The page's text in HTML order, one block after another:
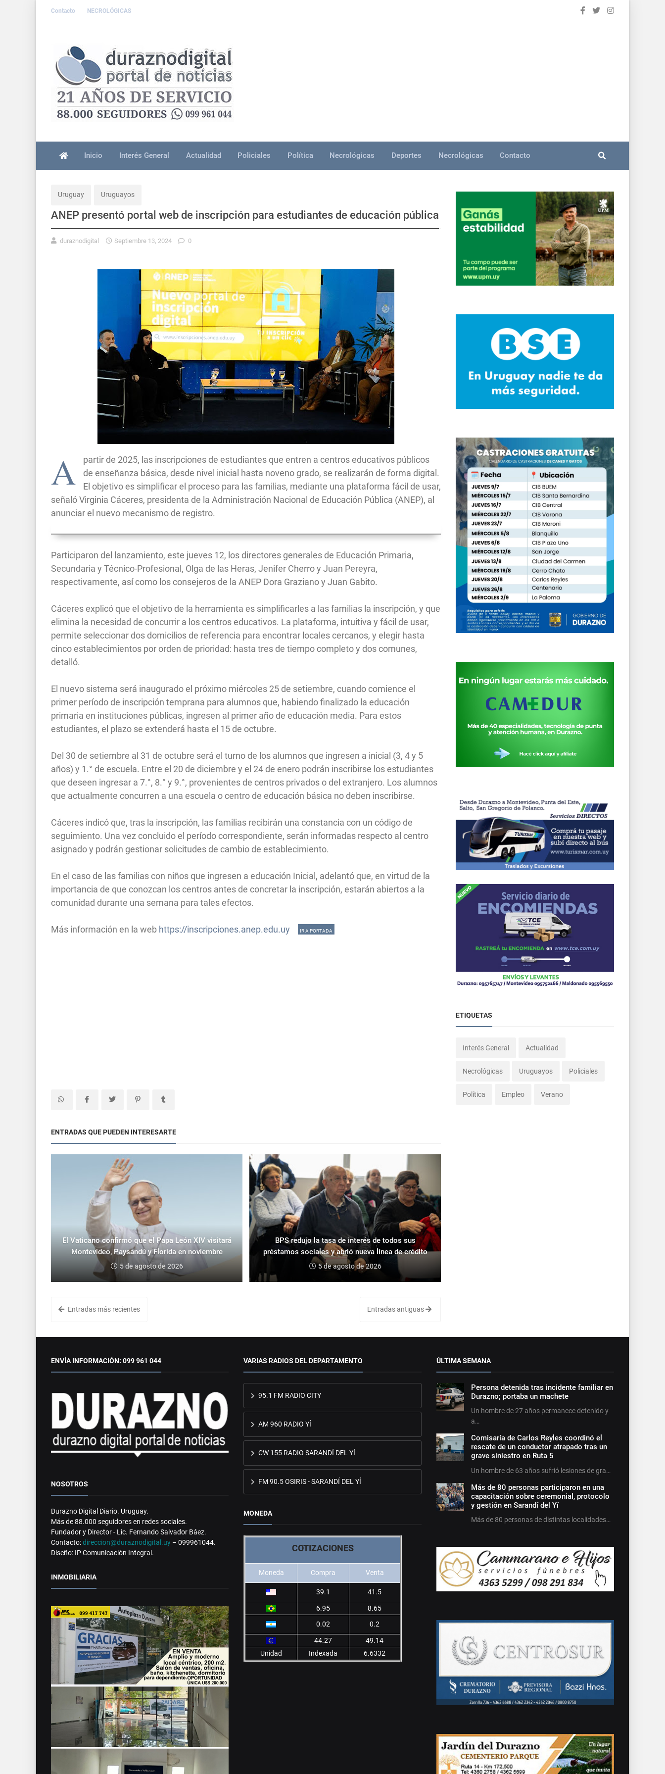
Contacto NECROLÓGICAS
Inicio Interés General Actualidad Policiales Política Necrológicas Deportes Necrológicas Contacto
Uruguay Uruguayos
ANEP presentó portal web de inscripción para estudiantes de educación pública
duraznodigital Septiembre 13, 2024 0
A
partir de 2025, las inscripciones de estudiantes que entren a centros educativos públicos
de enseñanza básica, desde nivel inicial hasta noveno grado, se realizarán de forma digital.
El objetivo es simplificar el proceso para las familias, mediante una plataforma fácil de usar,
señaló Virginia Cáceres, presidenta de la Administración Nacional de Educación Pública (ANEP), al
anunciar el nuevo mecanismo de registro.
Participaron del lanzamiento, este jueves 12, los directores generales de Educación Primaria,
Secundaria y Técnico-Profesional, Olga de las Heras, Jenifer Cherro y Juan Pereyra,
respectivamente, así como los consejeros de la ANEP Dora Graziano y Juan Gabito.
Cáceres explicó que el objetivo de la herramienta es simplificarles a las familias la inscripción, y que
elimina la necesidad de concurrir a los centros educativos. La plataforma, intuitiva y fácil de usar,
permite seleccionar dos domicilios de referencia para encontrar locales cercanos, y elegir hasta
cinco establecimientos por orden de prioridad: hasta tres de tiempo completo y dos comunes,
detalló.
El nuevo sistema será inaugurado el próximo miércoles 25 de setiembre, cuando comience el
primer período de inscripción temprana para alumnos que, habiendo finalizado la educación
primaria en instituciones públicas, ingresen al primer año de educación media. Para estos
estudiantes, el plazo se extenderá hasta el 15 de octubre.
Del 30 de setiembre al 31 de octubre será el turno de los alumnos que ingresen a inicial (3, 4 y 5
años) y 1.° de escuela. Entre el 20 de diciembre y el 24 de enero podrán inscribirse los estudiantes
que deseen ingresar a 7.°, 8.° y 9.°, provenientes de centros privados o del extranjero. Los alumnos
que actualmente concurren a una escuela o centro de educación básica no deben inscribirse.
Cáceres indicó que, tras la inscripción, las familias recibirán una constancia con un código de
seguimiento. Una vez concluido el período correspondiente, serán informadas respecto al centro
asignado y podrán gestionar solicitudes de cambio de establecimiento.
En el caso de las familias con niños que ingresen a educación Inicial, adelantó que, en virtud de la
importancia de que conozcan los centros antes de concretar la inscripción, estarán abiertos a la
comunidad durante una semana para tales efectos.
Más información en la web https://inscripciones.anep.edu.uy IR A PORTADA
ENTRADAS QUE PUEDEN INTERESARTE
El Vaticano confirmó que el Papa León XIV visitará
Montevideo, Paysandú y Florida en noviembre
5 de agosto de 2026
BPS redujo la tasa de interés de todos sus
préstamos sociales y abrió nueva línea de crédito
5 de agosto de 2026
Entradas más recientes Entradas antiguas
ETIQUETAS
Interés General Actualidad
Necrológicas Uruguayos Policiales
Política Empleo Verano
ENVÍA INFORMACIÓN: 099 961 044
NOSOTROS
Durazno Digital Diario. Uruguay.
Más de 88.000 seguidores en redes sociales.
Fundador y Director - Lic. Fernando Salvador Báez.
Contacto:direccion@duraznodigital.uy – 099961044.
Diseño: IP Comunicación Integral.
INMOBILIARIA
VARIAS RADIOS DEL DEPARTAMENTO
95.1 FM RADIO CITY
AM 960 RADIO YÍ
CW 155 RADIO SARANDÍ DEL YÍ
FM 90.5 OSIRIS - SARANDÍ DEL YÍ
MONEDA
COTIZACIONES
Moneda Compra Venta
39.1 41.5
6.95
8.65
0.02
0.2
44.27
49.14
Unidad
Indexada 6.6332
ÚLTIMA SEMANA
Persona detenida tras incidente familiar en
Durazno; portaba un machete
Un hombre de 27 años permanece detenido y
a…
Comisaría de Carlos Reyles coordinó el
rescate de un conductor atrapado tras un
grave siniestro en Ruta 5
Un hombre de 63 años sufrió lesiones de gra…
Más de 80 personas participaron en una
capacitación sobre ceremonial, protocolo
y gestión en Sarandí del Yí
Más de 80 personas de distintas localidades…